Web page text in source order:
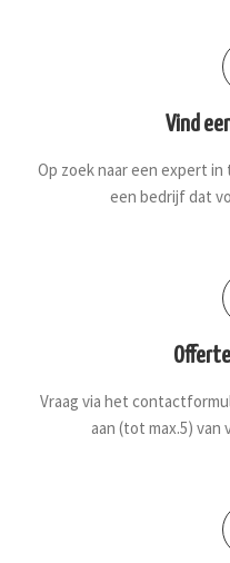
Vind
Op zoek naar een expert
een bedrijf dat
Vraag via het
aan (tot max.5)